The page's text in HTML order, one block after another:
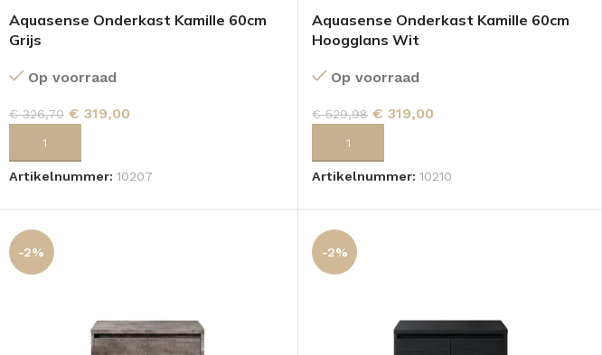
Aquasense Onderkast Kamille 60cm
Grijs
Op voorraad
€326,70 € 319,00
TOEVOEGEN AAN WINKELWAGEN
Artikelnummer: 10207
Aquasense Onderkast Kamille 60cm
Hoogglans Wit
Op voorraad
€529,98 € 319,00
TOEVOEGEN AAN WINKELWAGEN
Artikelnummer:10210
-2% -2%